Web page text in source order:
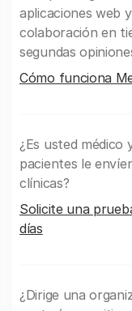
aplicaciones web
colaboración en
segundas
Cómo funciona
¿Es usted médico
pacientes le
clínicas?
Solicite una
días
¿Dirige una